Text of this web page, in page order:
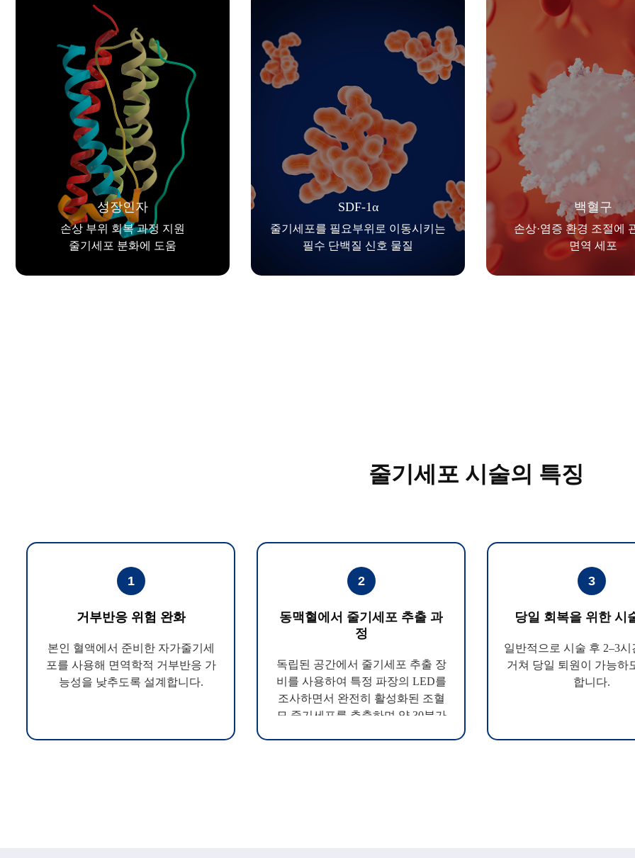
성장인자
손상 부위 회복 과정 지원
줄기세포 분화에 도움
SDF-1α
줄기세포를 필요부위로 이동시키는
필수 단백질 신호 물질
백혈구
손상·염증 환경 조절에
면역 세포
줄기세포 시술의 특징
1
거부반응 위험 완화
본인 혈액에서 준비한 자가줄기세
포를 사용해 면역학적 거부반응 가
능성을 낮추도록 설계합니다.
2
동맥혈에서 줄기세포 추출 과
정
독립된 공간에서 줄기세포 추출 장
비를 사용하여 특정 파장의 LED를
조사하면서 완전히 활성화된 조혈
모 줄기세포를 추출하며 약 30분가
3
당일 회복을 위한 시
일반적으로 시술 후 2–3시
거쳐 당일 퇴원이 가능하
합니다.